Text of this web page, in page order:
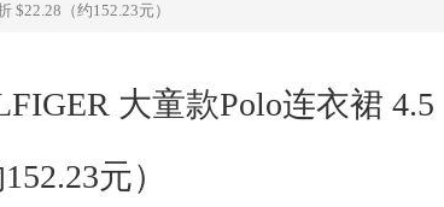
$22.28（约152.23元）
大童款Polo连衣裙 4.5
元）